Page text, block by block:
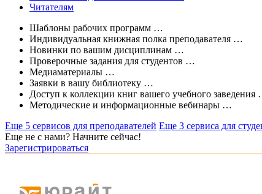
Читателям
Шаблоны рабочих программ …
Индивидуальная книжная полка преподавателя …
Новинки по вашим дисциплинам …
Проверочные задания для студентов …
Медиаматериалы …
Заявки в вашу библиотеку …
Доступ к коллекции книг вашего учебного заведения
Методические и информационные вебинары …
Еще 5 сервисов для преподавателей Еще 3 сервиса для
Еще не с нами? Начните сейчас!
Зарегистрироваться